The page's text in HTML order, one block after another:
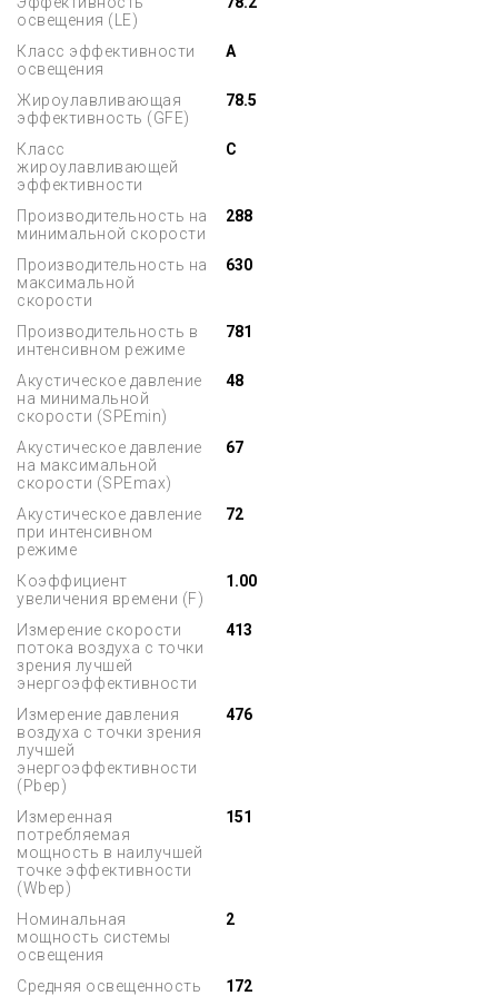
освещения (LE)
Класс эффективности
освещения
A
Жироулавливающая
эффективность (GFE)
78.5
Класс
жироулавливающей
эффективности
C
Производительность на
минимальной скорости
288
Производительность на
максимальной
скорости
630
Производительность в
интенсивном режиме
781
Акустическое давление
на минимальной
скорости (SPEmin)
48
Акустическое давление
на максимальной
скорости (SPEmax)
67
Акустическое давление
при интенсивном
режиме
72
Коэффициент
увеличения времени (F)
1.00
Измерение скорости
потока воздуха с точки
зрения лучшей
энергоэффективности
413
Измерение давления
воздуха с точки зрения
лучшей
энергоэффективности
(Pbep)
476
Измеренная
потребляемая
мощность в наилучшей
точке эффективности
(Wbep)
151
Номинальная
мощность системы
освещения
2
Средняя освещенность
172